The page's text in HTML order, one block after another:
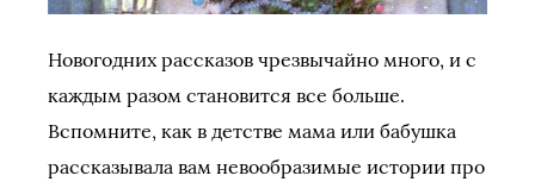
Новогодних рассказов чрезвычайно много, и с
каждым разом становится все больше.
Вспомните, как в детстве мама или бабушка
рассказывала вам невообразимые истории про